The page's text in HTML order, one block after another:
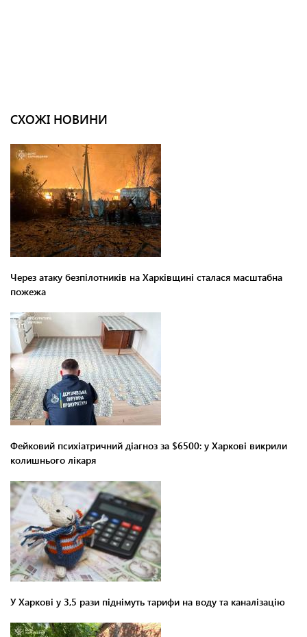
СХОЖІ НОВИНИ
Через атаку безпілотників на Харківщині сталася масштабна
пожежа
Фейковий психіатричний діагноз за $6500: у Харкові викрили
колишнього лікаря
У Харкові у 3,5 рази піднімуть тарифи на воду та каналізацію